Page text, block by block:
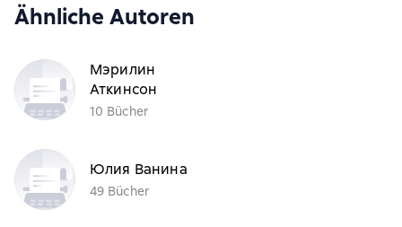
Ähnliche Autoren
Мэрилин
Аткинсон
10 Bücher
Юлия Ванина
49 Bücher